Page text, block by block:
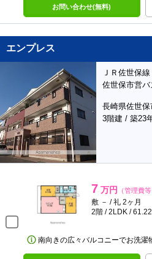
お問い合わせ(無料)
エンプレス
ＪＲ佐世保
佐世保市営
長崎県佐世
3階建 / 築23
7 万円 （管理費等
敷 － / 礼 2ヶ月
2階 / 2LDK /
南向きの広々バルコニーでお洗濯